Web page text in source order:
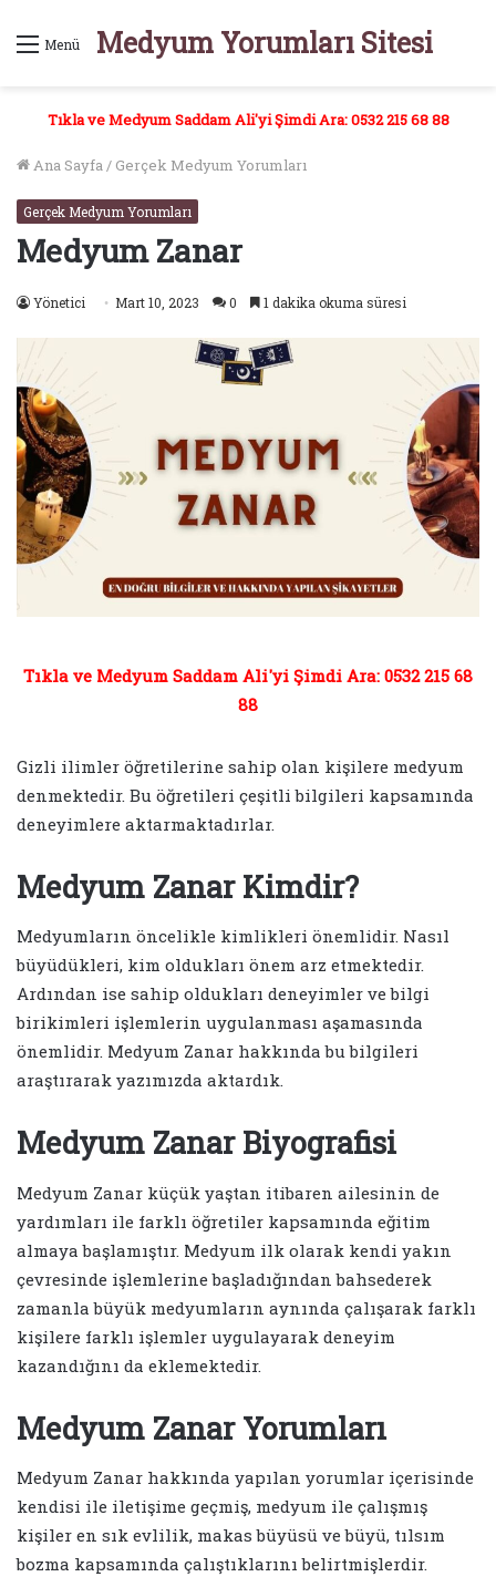
Menü Medyum Yorumları Sitesi
Tıkla ve Medyum Saddam Ali'yi Şimdi Ara: 0532 215 68 88
Ana Sayfa/ Gerçek Medyum Yorumları
Gerçek Medyum Yorumları
Medyum Zanar
Yönetici Mart 10, 2023 0 1 dakika okuma süresi
Tıkla ve Medyum Saddam Ali'yi Şimdi Ara: 0532 215 68
88
Gizli ilimler öğretilerine sahip olan kişilere medyum
denmektedir. Bu öğretileri çeşitli bilgileri kapsamında
deneyimlere aktarmaktadırlar.
Medyum Zanar Kimdir?
Medyumların öncelikle kimlikleri önemlidir. Nasıl
büyüdükleri, kim oldukları önem arz etmektedir.
Ardından ise sahip oldukları deneyimler ve bilgi
birikimleri işlemlerin uygulanması aşamasında
önemlidir. Medyum Zanar hakkında bu bilgileri
araştırarak yazımızda aktardık.
Medyum Zanar Biyografisi
Medyum Zanar küçük yaştan itibaren ailesinin de
yardımları ile farklı öğretiler kapsamında eğitim
almaya başlamıştır. Medyum ilk olarak kendi yakın
çevresinde işlemlerine başladığından bahsederek
zamanla büyük medyumların aynında çalışarak farklı
kişilere farklı işlemler uygulayarak deneyim
kazandığını da eklemektedir.
Medyum Zanar Yorumları
Medyum Zanar hakkında yapılan yorumlar içerisinde
kendisi ile iletişime geçmiş, medyum ile çalışmış
kişiler en sık evlilik, makas büyüsü ve büyü, tılsım
bozma kapsamında çalıştıklarını belirtmişlerdir.